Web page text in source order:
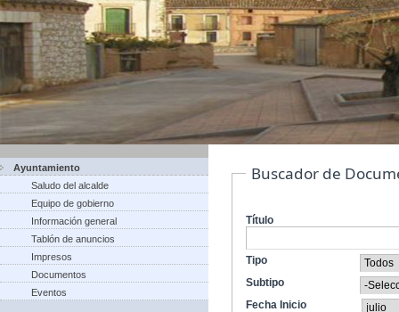
Ayuntamiento
Saludo del alcalde
Equipo de gobierno
Información general
Tablón de anuncios
Impresos
Documentos
Eventos
Buscador de
Título
Tipo
Subtipo
Fecha Inicio